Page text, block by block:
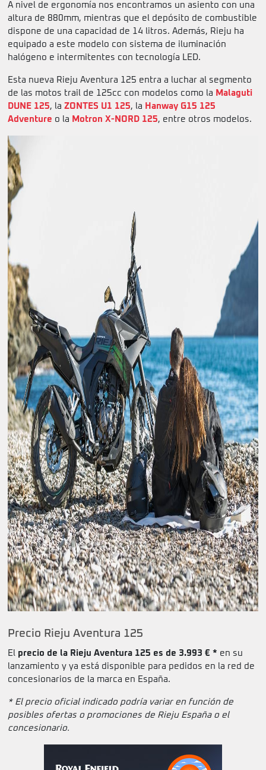
A nivel de ergonomía nos encontramos un asiento con una
altura de 880mm, mientras que el depósito de combustible
dispone de una capacidad de 14 litros. Además, Rieju ha
equipado a este modelo con sistema de iluminación
halógeno e intermitentes con tecnología LED.
Esta nueva Rieju Aventura 125 entra a luchar al segmento
de las motos trail de 125cc con modelos como la Malaguti
DUNE 125, la ZONTES U1 125, la Hanway G15 125
Adventure o la Motron X-NORD 125, entre otros modelos.
Precio Rieju Aventura 125
El precio de la Rieju Aventura 125 es de 3.993 € * en su
lanzamiento y ya está disponible para pedidos en la red de
concesionarios de la marca en España.
* El precio oficial indicado podría variar en función de
posibles ofertas o promociones de Rieju España o el
concesionario.